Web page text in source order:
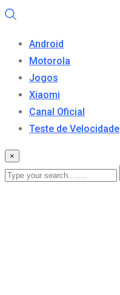
Android
Motorola
Jogos
Xiaomi
Canal Oficial
Teste de Velocidade
×